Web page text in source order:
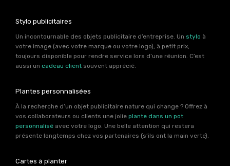
Stylo publicitaires
Un incontournable des objets publicitaire d’entreprise. Un stylo à
votre image (avec votre marque ou votre logo), à petit prix,
toujours disponible pour rendre service lors d’une réunion. C’est
aussi un cadeau client souvent apprécié.
Plantes personnalisées
À la recherche d’un objet publicitaire nature qui change ? Offrez à
vos collaborateurs ou clients une jolie plante dans un pot
personnalisé avec votre logo. Une belle attention qui restera
présente longtemps chez vos partenaires (s’ils ont la main verte).
Cartes à planter